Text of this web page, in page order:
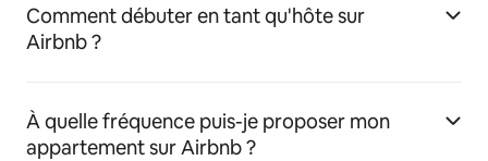
Comment débuter en tant qu'hôte sur
Airbnb ?
À quelle fréquence puis-je proposer mon
appartement sur Airbnb ?